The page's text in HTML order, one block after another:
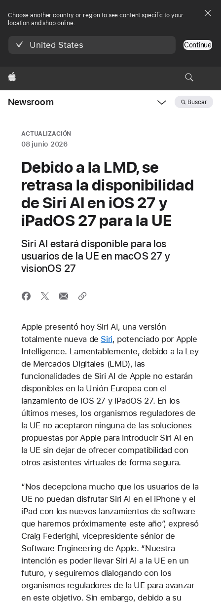
Choose another country or region to see content specific to your
location and shop online.
United States Continue
Apple
Newsroom Buscar
ACTUALIZACIÓN
08 junio 2026
Debido a la LMD, se
retrasa la disponibilidad
de Siri AI en iOS 27 y
iPadOS 27 para la UE
Siri AI estará disponible para los
usuarios de la UE en macOS 27 y
visionOS 27
Apple presentó hoy Siri AI, una versión
totalmente nueva de Siri, potenciado por Apple
Intelligence. Lamentablemente, debido a la Ley
de Mercados Digitales (LMD), las
funcionalidades de Siri AI de Apple no estarán
disponibles en la Unión Europea con el
lanzamiento de iOS 27 y iPadOS 27. En los
últimos meses, los organismos reguladores de
la UE no aceptaron ninguna de las soluciones
propuestas por Apple para introducir Siri AI en
la UE sin dejar de ofrecer compatibilidad con
otros asistentes virtuales de forma segura.
“Nos decepciona mucho que los usuarios de la
UE no puedan disfrutar Siri AI en el iPhone y el
iPad con los nuevos lanzamientos de software
que haremos próximamente este año”, expresó
Craig Federighi, vicepresidente sénior de
Software Engineering de Apple. “Nuestra
intención es poder llevar Siri AI a la UE en un
futuro, y seguiremos dialogando con los
organismos reguladores de la UE para avanzar
en este objetivo. Sin embargo, debido a su